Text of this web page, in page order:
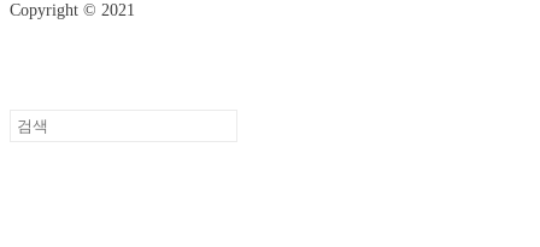
Copyright © 2021